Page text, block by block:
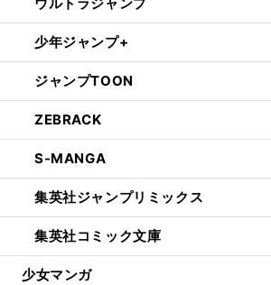
少年ジャンプ+
ジャンプTOON
ZEBRACK
S-MANGA
集英社ジャンプリミックス
集英社コミック文庫
少女マンガ